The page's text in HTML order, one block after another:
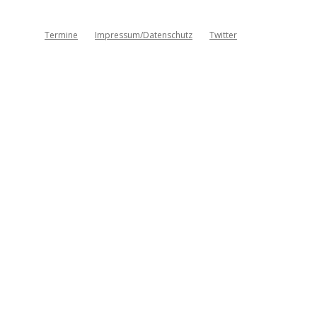
Termine Impressum/Datenschutz Twitter